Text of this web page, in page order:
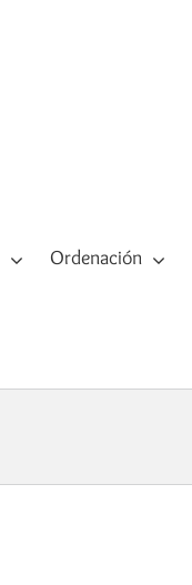
Ordenación